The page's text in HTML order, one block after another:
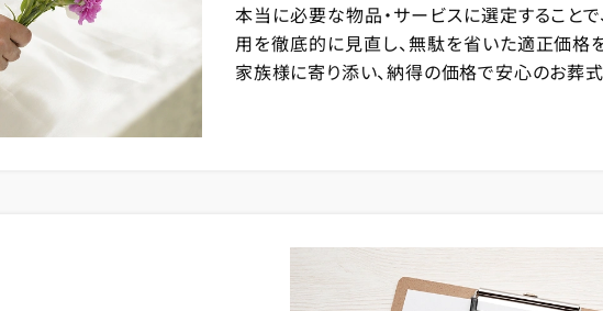
本当に必要な物品・サービスに選定すること
用を徹底的に見直し、無駄を省いた適正価格
家族様に寄り添い、納得の価格で安心のお葬式